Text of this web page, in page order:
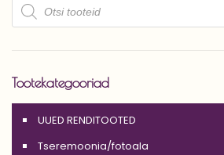
search
Tootekategooriad
UUED RENDITOOTED
Tseremoonia/fotoala